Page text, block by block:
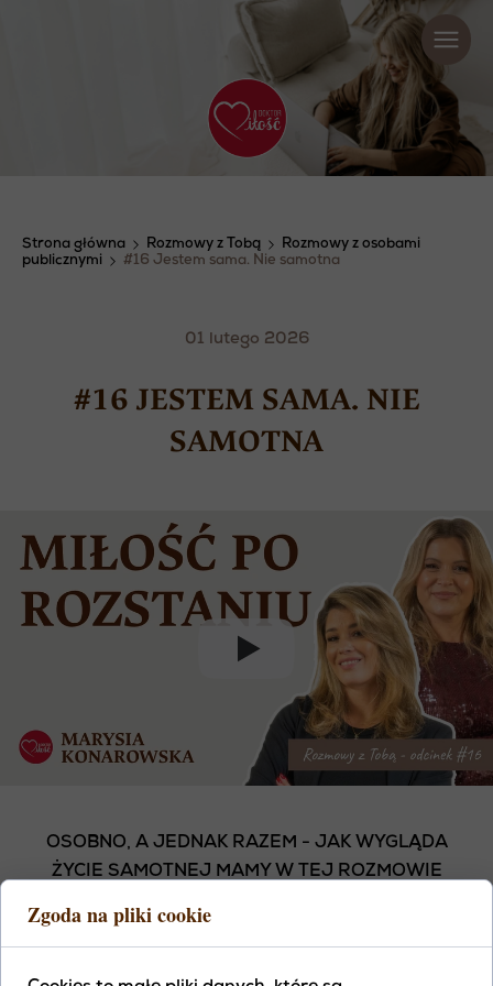
Strona główna Rozmowy z Tobą
Rozmowy z osobami
publicznymi
#16 Jestem sama. Nie samotna
01 lutego 2026
#16 JESTEM SAMA. NIE
SAMOTNA
OSOBNO, A JEDNAK RAZEM - JAK WYGLĄDA
ŻYCIE SAMOTNEJ MAMY W TEJ ROZMOWIE
REALNE DOŚWIADCZENIE: SAMOTNE
Zgoda na pliki cookie